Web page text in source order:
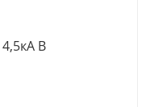
B